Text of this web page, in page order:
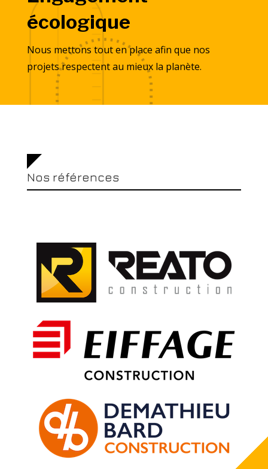
écologique
Nous mettons tout en place afin que nos
projets respectent au mieux la planète.
Nos références